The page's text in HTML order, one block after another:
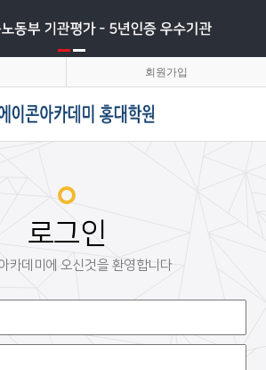
회원가입
로그인
카데미에 오신것을 환영합니다